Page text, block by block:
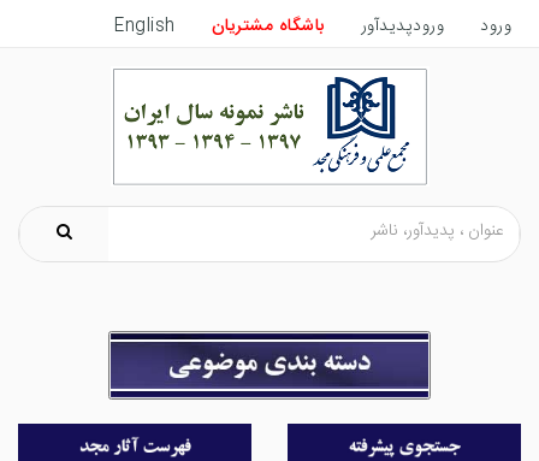
ورود ورودپدیدآور باشگاه مشتریان English